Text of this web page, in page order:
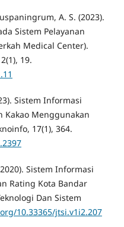
A. S. (2023).
Sistem Pelayanan
Medical Center).
19.
Sistem Informasi
Kakao Menggunakan
17(1), 364.
Sistem Informasi
Rating Kota Bandar
Dan Sistem
10.33365/jtsi.v1i2.207